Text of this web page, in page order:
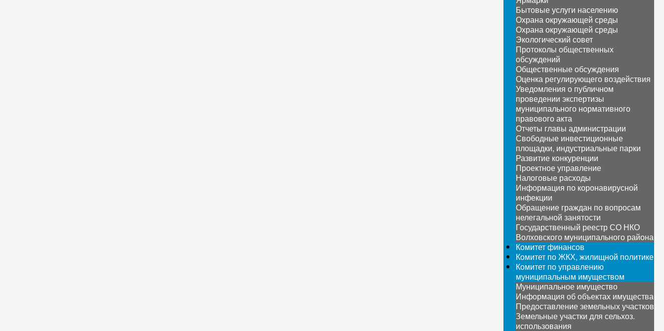
Бытовые услуги населению
Охрана окружающей среды
Охрана окружающей среды
Экологический совет
Протоколы общественных
обсуждений
Общественные обсуждения
Оценка регулирующего воздействия
Уведомления о публичном
проведении экспертизы
муниципального нормативного
правового акта
Отчеты главы администрации
Свободные инвестиционные
площадки, индустриальные парки
Развитие конкуренции
Проектное управление
Налоговые расходы
Информация по коронавирусной
инфекции
Обращение граждан по вопросам
нелегальной занятости
Государственный реестр СО НКО
Волховского муниципального района
Комитет финансов
Комитет по ЖКХ, жилищной политике
Комитет по управлению
муниципальным имуществом
Муниципальное имущество
Информация об объектах имущества
Предоставление земельных участков
Земельные участки для сельхоз.
использования